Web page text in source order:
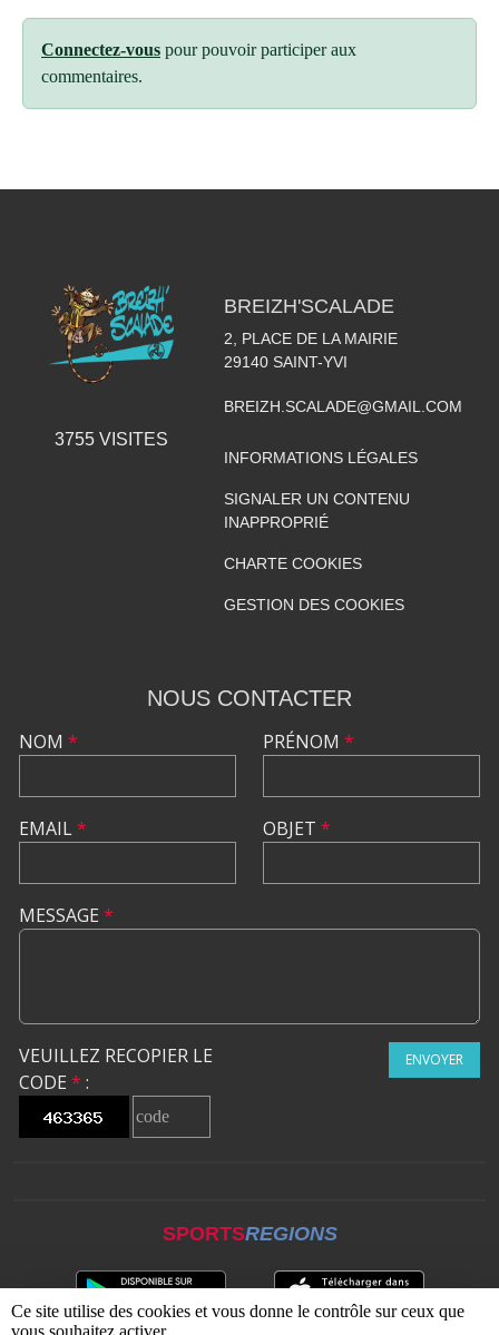
Connectez-vous pour pouvoir participer aux
commentaires.
3755 VISITES
BREIZH'SCALADE
2, PLACE DE LA MAIRIE
29140 SAINT-YVI
BREIZH.SCALADE@GMAIL.COM
INFORMATIONS LÉGALES
SIGNALER UN CONTENU
INAPPROPRIÉ
CHARTE COOKIES
GESTION DES COOKIES
NOUS CONTACTER
NOM *
EMAIL*
PRÉNOM *
OBJET *
MESSAGE *
VEUILLEZ RECOPIER LE
CODE * :
ENVOYER
SPORTSREGIONS
Ce site utilise des cookies et vous donne le contrôle sur ceux que
vous souhaitez activer